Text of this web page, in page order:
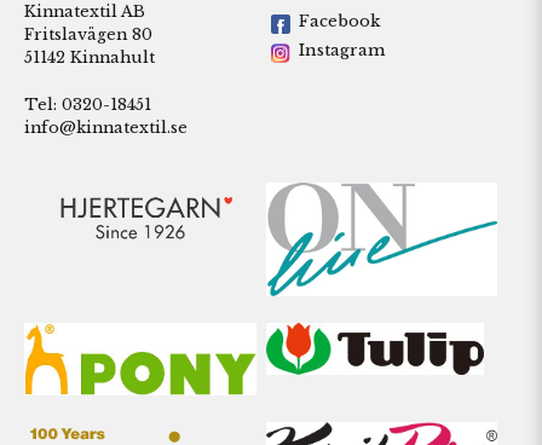
Kinnatextil AB
Fritslavägen 80
51142 Kinnahult
Tel: 0320-18451
info@kinnatextil.se
Facebook
Instagram